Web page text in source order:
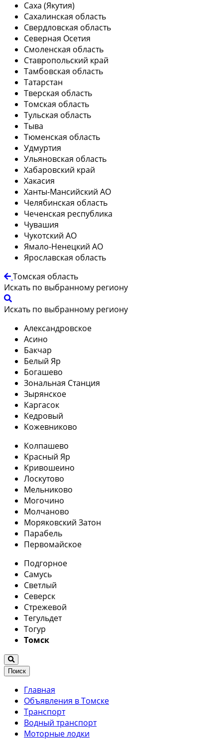
Саха (Якутия)
Сахалинская область
Свердловская область
Северная Осетия
Смоленская область
Ставропольский край
Тамбовская область
Татарстан
Тверская область
Томская область
Тульская область
Тыва
Тюменская область
Удмуртия
Ульяновская область
Хабаровский край
Хакасия
Ханты-Мансийский АО
Челябинская область
Чеченская республика
Чувашия
Чукотский АО
Ямало-Ненецкий АО
Ярославская область
Томская область
Искать по выбранному региону
Искать по выбранному региону
Александровское
Асино
Бакчар
Белый Яр
Богашево
Зональная Станция
Зырянское
Каргасок
Кедровый
Кожевниково
Колпашево
Красный Яр
Кривошеино
Лоскутово
Мельниково
Могочино
Молчаново
Моряковский Затон
Парабель
Первомайское
Подгорное
Самусь
Светлый
Северск
Стрежевой
Тегульдет
Тогур
Томск
Поиск
Главная
Объявления в Томске
Транспорт
Водный транспорт
Моторные лодки